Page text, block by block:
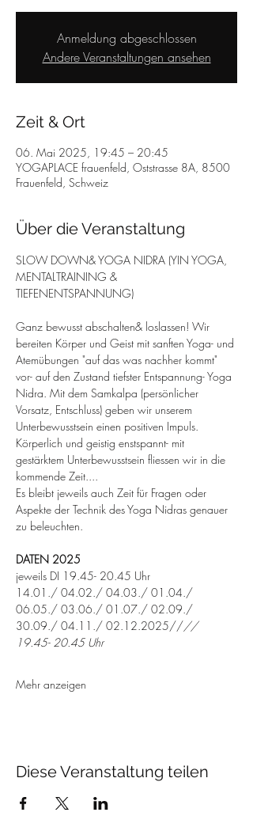
Anmeldung abgeschlossen
Andere Veranstaltungen ansehen
Zeit & Ort
06. Mai 2025, 19:45 – 20:45
YOGAPLACE frauenfeld, Oststrasse 8A, 8500
Frauenfeld, Schweiz
Über die Veranstaltung
SLOW DOWN& YOGA NIDRA (YIN YOGA,
MENTALTRAINING &
TIEFENENTSPANNUNG)
Ganz bewusst abschalten& loslassen! Wir
bereiten Körper und Geist mit sanften Yoga- und
Atemübungen "auf das was nachher kommt"
vor- auf den Zustand tiefster Entspannung- Yoga
Nidra. Mit dem Samkalpa (persönlicher
Vorsatz, Entschluss) geben wir unserem
Unterbewusstsein einen positiven Impuls.
Körperlich und geistig enstspannt- mit
gestärktem Unterbewusstsein fliessen wir in die
kommende Zeit....
Es bleibt jeweils auch Zeit für Fragen oder
Aspekte der Technik des Yoga Nidras genauer
zu beleuchten.
DATEN 2025
jeweils DI 19.45- 20.45 Uhr
14.01./ 04.02./ 04.03./ 01.04./
06.05./ 03.06./ 01.07./ 02.09./
30.09./ 04.11./ 02.12.2025////
19.45- 20.45 Uhr
Mehr anzeigen
Diese Veranstaltung teilen